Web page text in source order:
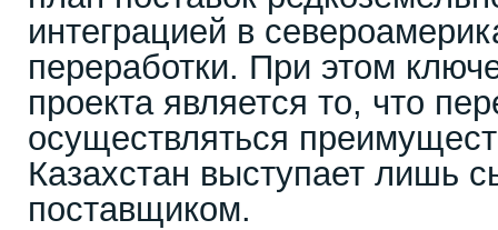
интеграцией в
переработки. При этом
проекта является то, что
осуществляться
Казахстан выступает лишь
поставщиком.